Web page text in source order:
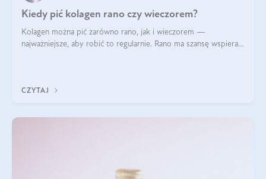
Kiedy pić kolagen rano czy wieczorem?
Kolagen można pić zarówno rano, jak i wieczorem —
najważniejsze, aby robić to regularnie. Rano ma szansę wspierać
CZYTAJ